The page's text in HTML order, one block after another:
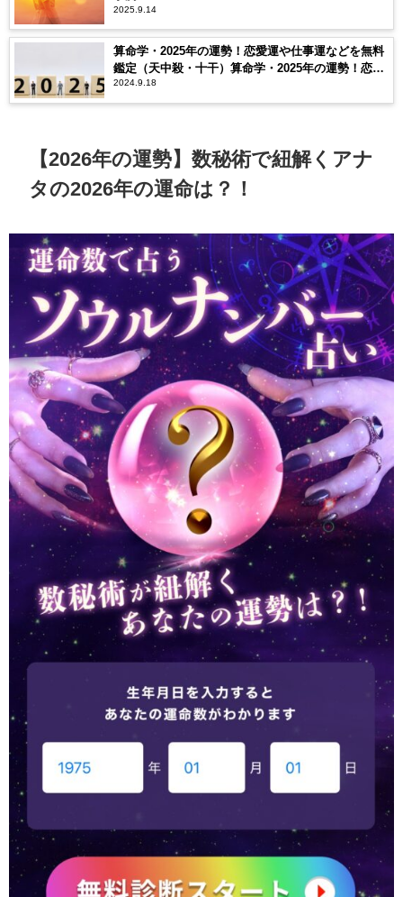
2025.9.14
算命学・2025年の運勢！恋愛運や仕事運などを無料
鑑定（天中殺・十干）算命学・2025年の運勢！恋愛
運や仕事運などを無料鑑定（天中殺・十干）
2024.9.18
【2026年の運勢】数秘術で紐解くアナ
タの2026年の運命は？！